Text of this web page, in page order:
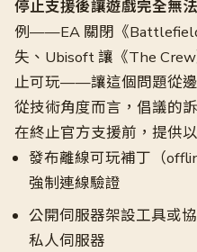
停止支援後讓遊戲完全無
例——EA 關閉《
失、Ubisoft 讓《The
止可玩——讓這個問題從邊
從技術角度而言，倡議的
在終止官方支援前，提供
發布離線可玩補丁（
強制連線驗證
公開伺服器架設工具或
私人伺服器